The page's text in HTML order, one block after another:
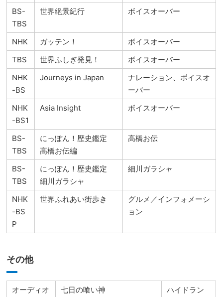
BS-
TBS
世界絶景紀行 ボイスオーバー
NHK ガッテン！
ボイスオーバー
TBS
世界ふしぎ発見！
ボイスオーバー
NHK
-BS
Journeys in Japan
ナレーション、ボイスオ
ーバー
NHK
-BS1
Asia Insight ボイスオーバー
BS-
TBS
にっぽん！歴史鑑定
高橋お伝編
高橋お伝
BS-
TBS
にっぽん！歴史鑑定
細川ガラシャ
細川ガラシャ
NHK
-BS
P
世界ふれあい街歩き
グルメ／インフォメーシ
ョン
その他
オーディオ
七日の喰い神
ハイドラン